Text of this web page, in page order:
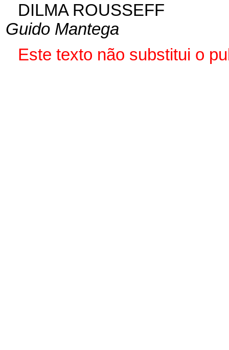
DILMA ROUSSEFF
Guido Mantega
Este texto não substitui o